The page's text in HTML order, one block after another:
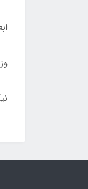
ابعاد
وزن